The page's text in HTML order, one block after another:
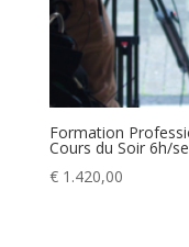
Formation
Cours du Soir 6h/
€1.420,00